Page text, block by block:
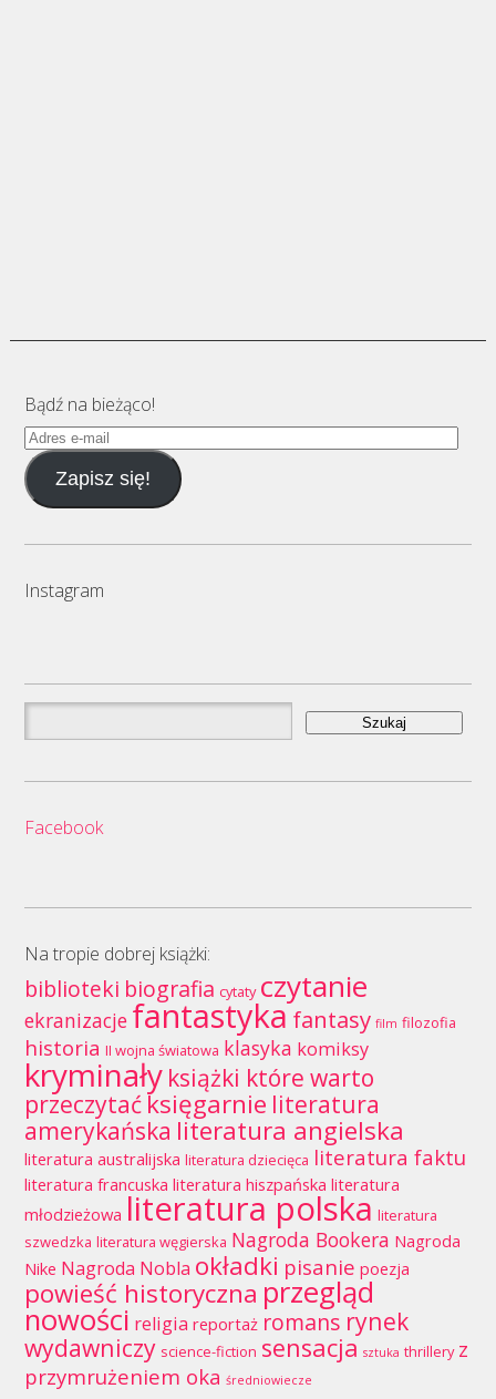
Bądź na bieżąco!
Adres
e-
mailZapisz się!
Instagram
Szukaj:
Facebook
Na tropie dobrej książki:
biblioteki biografia cytaty czytanie
ekranizacje fantastykafantasy film filozofia
historia II wojna światowa klasyka komiksy
kryminały książki które warto
przeczytaćksięgarnie literatura
amerykańska literatura angielska
literatura australijska literatura dziecięca literatura faktu
literatura francuska literatura hiszpańska literatura
młodzieżowa literatura polska literatura
szwedzka literatura węgierska Nagroda Bookera Nagroda
Nike Nagroda Nobla okładki pisanie poezja
powieść historyczna przegląd
nowości religia reportaż romans rynek
wydawniczy science-fiction sensacja sztuka thrillery z
przymrużeniem oka średniowiecze